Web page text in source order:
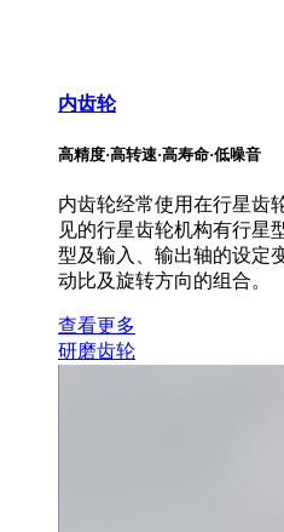
内齿轮
高精度·高转速·高寿命·低噪音
内齿轮经常使用在行星齿
见的行星齿轮机构有行星
型及输入、输出轴的设定
动比及旋转方向的组合。
查看更多
研磨齿轮